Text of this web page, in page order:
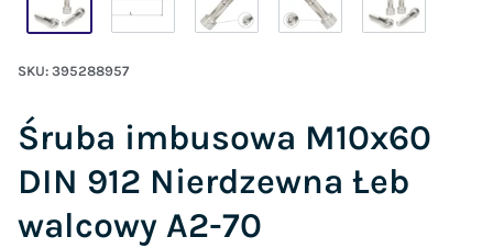
SKU: 395288957
Śruba imbusowa M10x60
DIN 912 Nierdzewna Łeb
walcowy A2-70